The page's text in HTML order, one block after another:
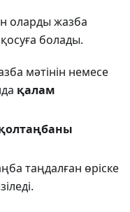
оларды жазба
қосуға болады.
мәтінін немесе
қалам
таңдалған өріске